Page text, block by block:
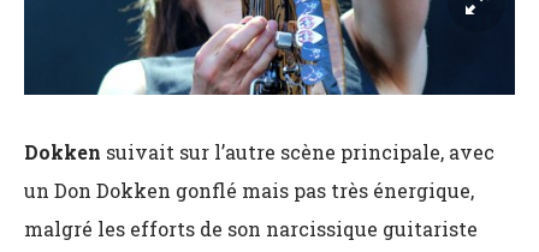
Dokken suivait sur l’autre scène principale, avec
un Don Dokken gonflé mais pas très énergique,
malgré les efforts de son narcissique guitariste